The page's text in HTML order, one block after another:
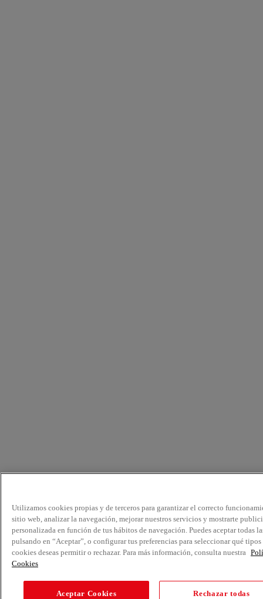
Utilizamos cookies propias y de terceros para garantizar el correcto
sitio web, analizar la navegación, mejorar nuestros servicios y mostrarte
personalizada en función de tus hábitos de navegación. Puedes aceptar todas
pulsando en “Aceptar”, o configurar tus preferencias para seleccionar qué tipos
cookies deseas permitir o rechazar. Para más información, consulta nuestra
Cookies
Aceptar Cookies Rechazar todas